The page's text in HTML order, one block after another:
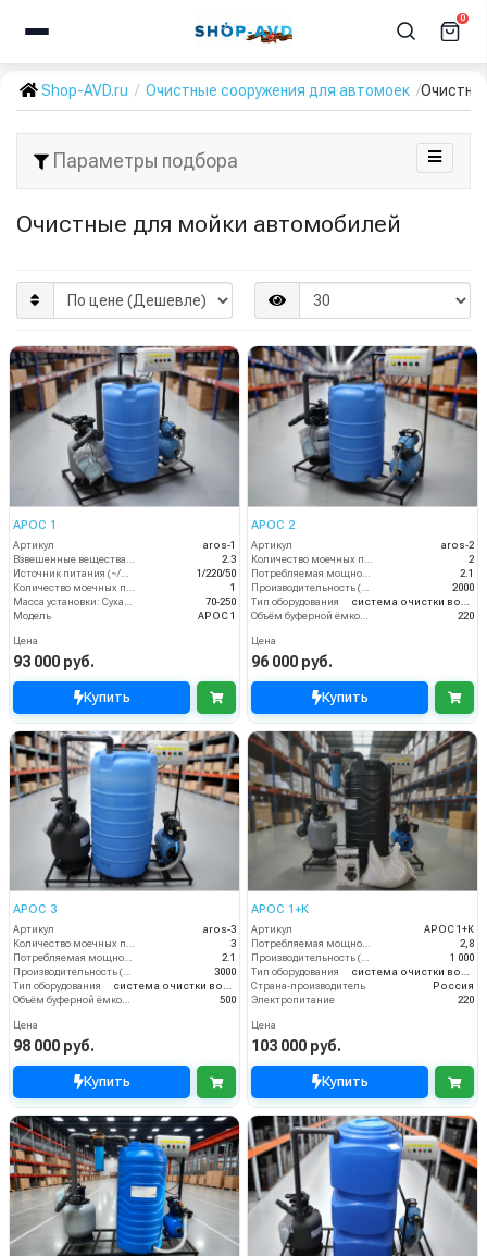
0
Shop-AVD.ru Очистные сооружения для автомоек
Параметры подбора
Очистные для мойки автомобилей
АРОС 1
Артикул
aros-1
2.3
1/220/50
1
70-250
Модель
АРОС 1
Цена
93 000 руб.
Купить
АРОС 2
Артикул
aros-2
2
2.1
2000
Тип оборудования
220
Цена
96 000 руб.
Купить
АРОС 3
Артикул
aros-3
Количество моечных постов (шт)
3
Потребляемая мощность (кВт)
2.1
Производительность (л/ч)
3000
Тип оборудования
система очистки воды
Объём буферной ёмкости (л)
500
Цена
98 000 руб.
Купить
АРОС 1+К
Артикул
АРОС 1+К
Потребляемая мощность (кВт)
2,8
Производительность (л/ч)
1 000
Тип оборудования
система очистки воды
Страна-производитель
Россия
Электропитание
220
Цена
103 000 руб.
Купить